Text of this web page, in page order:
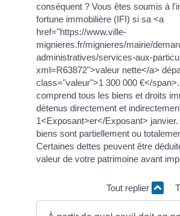
conséquent ? Vous êtes soumis à
fortune immobilière (IFI) si sa <a
href="https://www.ville-
mignieres.fr/mignieres/mairie/
administratives/services-aux-
xml=R63872">valeur nette</a>
class="valeur">1 300 000 €</
comprend tous les biens et droits
détenus directement et
1<Exposant>er</Exposant>
biens sont partiellement ou
Certaines dettes peuvent être
valeur de votre patrimoine avant
Tout replier